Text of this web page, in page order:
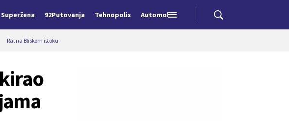
Superžena 92Putovanja Tehnopolis Automobili
Rat na Bliskom istoku